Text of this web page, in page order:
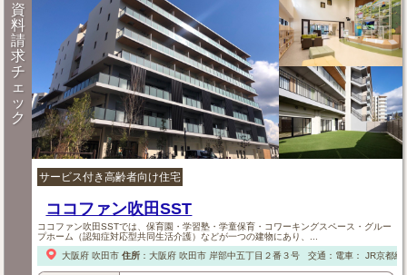
資
料
請
求
チ
ェ
ッ
ク
サービス付き高齢者向け住宅
ココファン吹田SST
ココファン吹田SSTでは、保育園・学習塾・学童保育・コワーキングスペース・グルー
プホーム（認知症対応型共同生活介護）などが一つの建物にあり、...
大阪府 吹田市 住所： 大阪府 吹田市岸部中五丁目２番３号 交通：電車： JR京都線